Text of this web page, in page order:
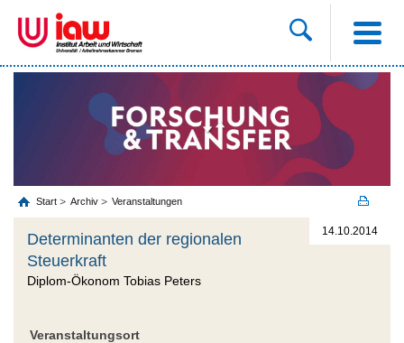
Start Archiv Veranstaltungen
14.10.2014
Determinanten der regionalen
Steuerkraft
Diplom-Ökonom Tobias Peters
Veranstaltungsort